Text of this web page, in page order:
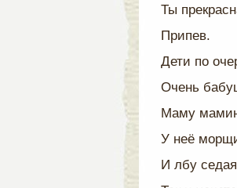
Ты
Припев.
Дети по
Очень
Маму
У неё
И лбу